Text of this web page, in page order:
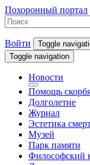
Похоронный портал
Войти
Toggle
Toggle navigation
Новости
Помощь
Долголетие
Журнал
Эстетика
Музей
Парк памяти
Философский